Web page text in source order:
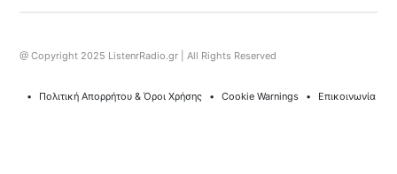
@ Copyright 2025 ListenrRadio.gr | All Rights Reserved
⠀•⠀ Πολιτική Απορρήτου & Όροι Χρήσης ⠀•⠀Cookie Warnings ⠀•⠀ Επικοινωνία